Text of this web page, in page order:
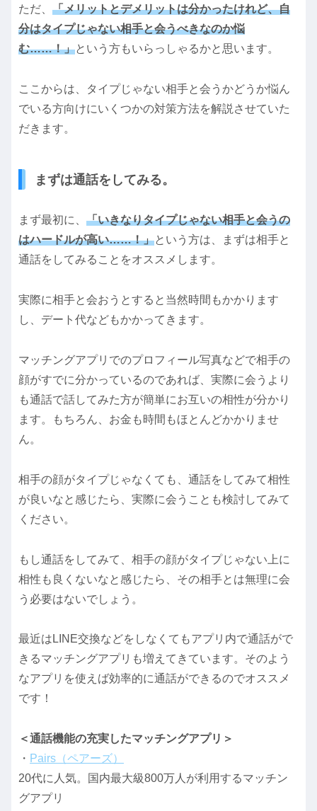
ただ、 「メリットとデメリットは分かったけれど、自
分はタイプじゃない相手と会うべきなのか悩
む……！」という方もいらっしゃるかと思います。
ここからは、タイプじゃない相手と会うかどうか悩ん
でいる方向けにいくつかの対策方法を解説させていた
だきます。
まずは通話をしてみる。
まず最初に、 「いきなりタイプじゃない相手と会うの
はハードルが高い……！」という方は、まずは相手と
通話をしてみることをオススメします。
実際に相手と会おうとすると当然時間もかかります
し、デート代などもかかってきます。
マッチングアプリでのプロフィール写真などで相手の
顔がすでに分かっているのであれば、実際に会うより
も通話で話してみた方が簡単にお互いの相性が分かり
ます。もちろん、お金も時間もほとんどかかりませ
ん。
相手の顔がタイプじゃなくても、通話をしてみて相性
が良いなと感じたら、実際に会うことも検討してみて
ください。
もし通話をしてみて、相手の顔がタイプじゃない上に
相性も良くないなと感じたら、その相手とは無理に会
う必要はないでしょう。
最近はLINE交換などをしなくてもアプリ内で通話がで
きるマッチングアプリも増えてきています。そのよう
なアプリを使えば効率的に通話ができるのでオススメ
です！
＜通話機能の充実したマッチングアプリ＞
・ Pairs（ペアーズ）
20代に人気。国内最大級800万人が利用するマッチン
グアプリ